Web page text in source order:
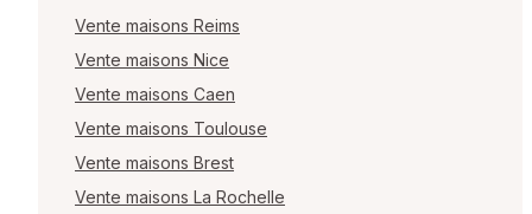
Vente maisons Reims
Vente maisons Nice
Vente maisons Caen
Vente maisons Toulouse
Vente maisons Brest
Vente maisons La Rochelle